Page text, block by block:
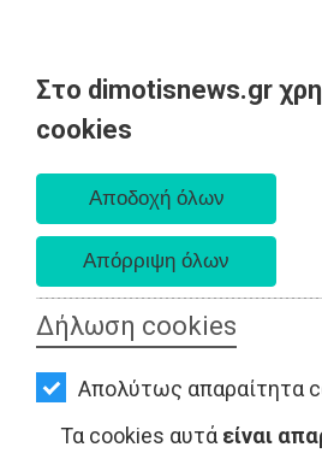
Στο dimotisnews.gr
cookies
Δήλωση cookies
Απολύτως απαραίτητα
Τα cookies αυτά είναι
AΡΧΙΚΗ
ΕΙΔΗΣΕΙΣ
ΠΟΛΙΤΙΚΗ
ΤΟΠΙΚΗ
ΑΥΤΟΔΙΟΙΚΗΣΗ
ΟΙΚΟΝΟΜΙΑ
ΑΘΛΗΤΙΣΜΟΣ